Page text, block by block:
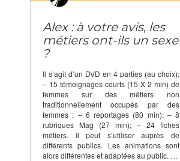
Alex : à votre avis, les
métiers ont-ils un sexe
?
Il s’agit d’un DVD en 4 parties (au choix):
– 15 témoignages courts (15 X 2 min) de
femmes sur des métiers non
traditionnellement occupés par des
femmes ; – 6 reportages (80 min); – 8
rubriques Mag (27 min); – 24 fiches
métiers. Il peut s’utiliser auprès de
différents publics. Les animations sont
alors différentes et adaptées au public. …